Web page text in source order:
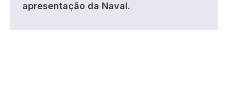
apresentação da Naval.